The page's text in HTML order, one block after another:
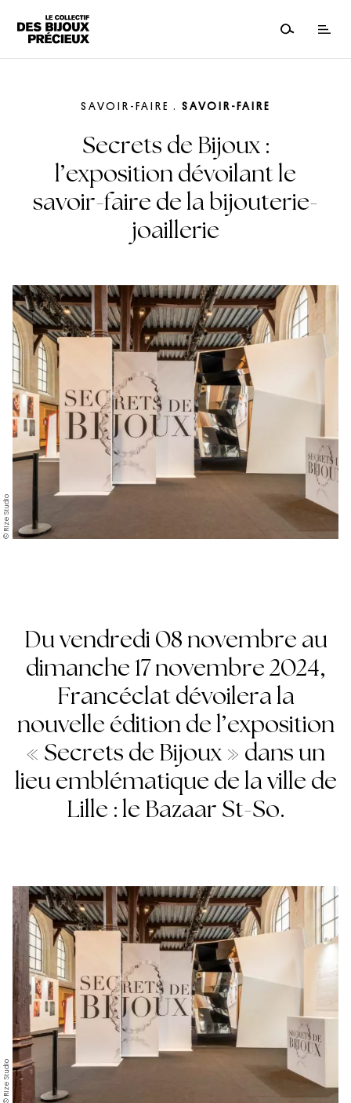
© Rize Studio
SAVOIR-FAIRE . SAVOIR-FAIRE
Secrets de Bijoux :
l’exposition dévoilant le
savoir-faire de la bijouterie-
joaillerie
Du vendredi 08 novembre au
dimanche 17 novembre 2024,
Francéclat dévoilera la
nouvelle édition de l’exposition
« Secrets de Bijoux » dans un
lieu emblématique de la ville de
Lille : le Bazaar St-So.
© Rize Studio